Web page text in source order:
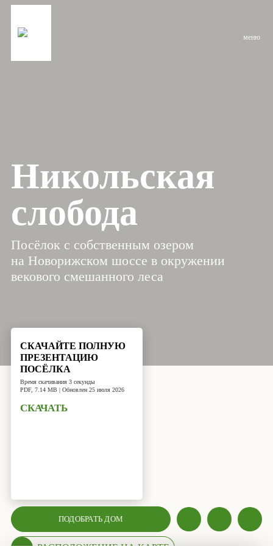
меню
Никольская
слобода
Посёлок с собственным озером
на Новорижском шоссе в окружении
векового смешанного леса
СКАЧАЙТЕ ПОЛНУЮ
ПРЕЗЕНТАЦИЮ
ПОСЁЛКА
Время скачивания 3 секунды
PDF, 7.14 MB | Обновлен 25 июля 2026
СКАЧАТЬ
ПОДОБРАТЬ ДОМ